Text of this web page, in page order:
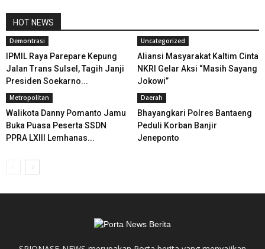
HOT NEWS
Demontrasi
IPMIL Raya Parepare Kepung
Jalan Trans Sulsel, Tagih Janji
Presiden Soekarno...
Uncategorized
Aliansi Masyarakat Kaltim Cinta
NKRI Gelar Aksi “Masih Sayang
Jokowi”
Metropolitan
Walikota Danny Pomanto Jamu
Buka Puasa Peserta SSDN
PPRA LXIII Lemhanas...
Daerah
Bhayangkari Polres Bantaeng
Peduli Korban Banjir
Jeneponto